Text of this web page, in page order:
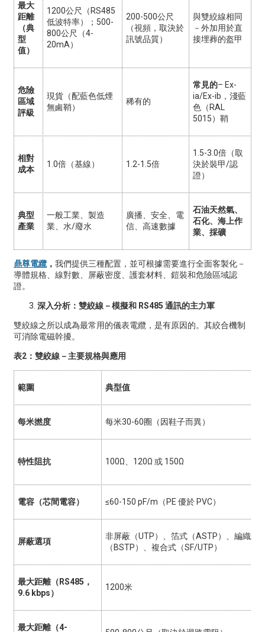
最大
距離
（典
型
值）
1200公尺（RS485
低波特率）；500-
800公尺（4-
20mA）
200-500公尺
（視頻，取決於
訊號品質）
與雙絞線相同
－外加用於直
接埋葬的盔甲
危險
區域
評級
現貨（配藍色低煙
無鹵鞘）
稀有的
常見的– Ex-
ia/Ex-ib，淺藍
色（RAL
5015）鞘
相對
成本
1.0倍（基線） 1.2-1.5倍
1.5-3.0倍（取
決於裝甲/認
證）
典型
產業
一般工業、製造
業、水/廢水
廣播、安全、電
信、高速數據
石油天然氣、
石化、海上作
業、採礦
鼎尊電纜， 我們提供三種配置，並可根據需要進行全面客製化－
導體規格、線對數、屏蔽密度、護套材料、鎧裝和危險區域認
證。
深入分析：雙絞線－模擬和 RS485 通訊的主力軍
雙絞線之所以成為最常用的儀表電纜，是有原因的。其絞合機制
可消除電磁幹擾。
表2：雙絞線－主要規格與應用
範圍 典型值
每米撚度 每米30-60圈（因鞋子而異）
特性阻抗 100Ω、120Ω 或 150Ω
電容（芯間電容） ≤60-150 pF/m（PE 優於 PVC）
屏蔽選項
非屏蔽（UTP）、箔​​式（ASTP）、編織式
（BSTP）、複合式（SF/UTP）
最大距離（RS485，
9.6 kbps）
1200米
最大距離（4-